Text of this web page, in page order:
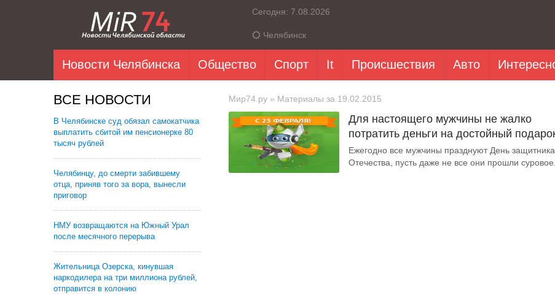
Сегодня: 7.08.2026
Челябинск
Новости Челябинска Общество Спорт It Происшествия Авто
ВСЕ НОВОСТИ
В Челябинске суд обязал самокатчика
выплатить сбитой им пенсионерке 80
тысяч рублей
Челябинцу, до смерти забившему
отца, приняв того за вора, вынесли
приговор
НМУ возвращаются на Южный Урал
после месячного перерыва
Жительница Озерска, кинувшая
наркодилера на три миллиона рублей,
отправится в колонию
Мир74.ру » Материалы за 19.02.2015
Для настоящего мужчины не жалко
потратить деньги на достойный
Ежегодно все мужчины празднуют День защитника
Отечества, пусть даже не все они прошли